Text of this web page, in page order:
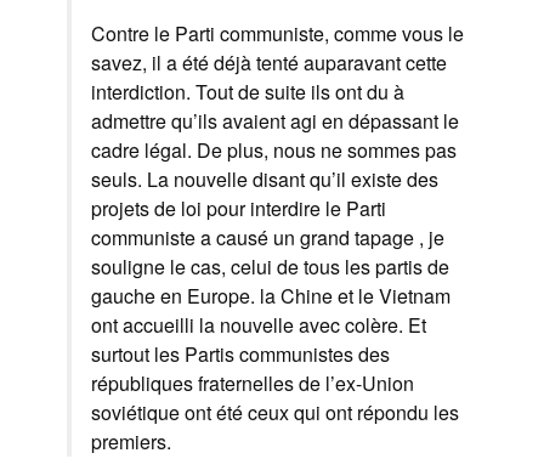
Contre le Parti communiste, comme vous le
savez, il a été déjà tenté auparavant cette
interdiction. Tout de suite ils ont du à
admettre qu’ils avaient agi en dépassant le
cadre légal. De plus, nous ne sommes pas
seuls. La nouvelle disant qu’il existe des
projets de loi pour interdire le Parti
communiste a causé un grand tapage , je
souligne le cas, celui de tous les partis de
gauche en Europe. la Chine et le Vietnam
ont accueilli la nouvelle avec colère. Et
surtout les Partis communistes des
républiques fraternelles de l’ex-Union
soviétique ont été ceux qui ont répondu les
premiers.